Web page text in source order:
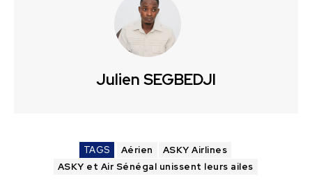
Julien SEGBEDJI
TAGS Aérien
ASKY Airlines
ASKY et Air Sénégal unissent leurs ailes